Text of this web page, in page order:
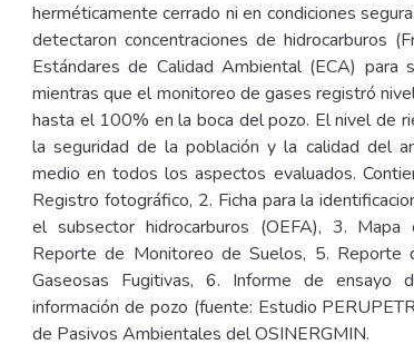
herméticamente cerrado ni en condiciones
detectaron concentraciones de hidrocarburos
Estándares de Calidad Ambiental (ECA) para
mientras que el monitoreo de gases registró
hasta el 100% en la boca del pozo. El nivel de
la seguridad de la población y la calidad del
medio en todos los aspectos evaluados.
Registro fotográfico, 2. Ficha para la
el subsector hidrocarburos (OEFA), 3. Mapa
Reporte de Monitoreo de Suelos, 5. Reporte
Gaseosas Fugitivas, 6. Informe de ensayo
información de pozo (fuente: Estudio
de Pasivos Ambientales del OSINERGMIN.